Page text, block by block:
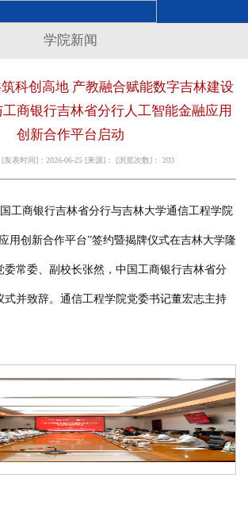
学院新闻
科创高地 产教融合赋能数字吉林建设
商银行吉林省分行人工智能金融应用
创新合作平台启动
发表时间]：2026-06-25 [来源]： [浏览次数]： 203
工商银行吉林省分行与吉林大学通信工程学院
用创新合作平台”签约暨揭牌仪式在吉林大学隆
委常委、副校长张然，中国工商银行吉林省分
式并致辞。通信工程学院党委书记董宏志主持